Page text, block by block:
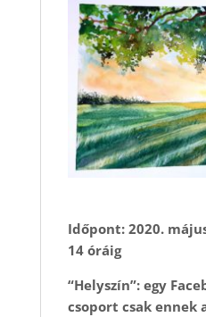
Időpont: 2020.
14 óráig
“Helyszín”: egy
csoport csak ennek